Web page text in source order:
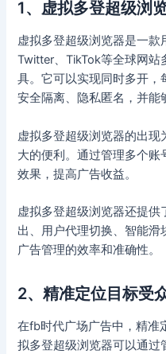
1、虚拟多登超级浏
虚拟多登超级浏览器是一款
Twitter、TikTok等全球网
具。它可以实现同时多开，
安全隔离、隐私匿名，并能
虚拟多登超级浏览器的出
大的便利。通过管理多个
效果，提高广告收益。
虚拟多登超级浏览器还提
出、用户代理切换、智能滑
广告管理的效率和准确性。
2、精准定位目标受
在fb时代广场广告中，精准
拟多登超级浏览器可以通过